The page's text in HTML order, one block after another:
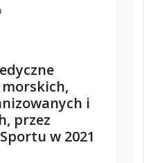
i
przez
w 2021